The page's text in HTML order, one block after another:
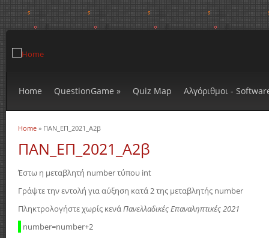
Home QuestionGame » Quiz Map Αλγόριθμοι -
You are here
Home » ΠΑΝ_ΕΠ_2021_Α2β
ΠΑΝ_ΕΠ_2021_Α2β
Έστω η μεταβλητή number τύπου int
Γράψτε την εντολή για αύξηση κατά 2 της μεταβλητής number
Πληκτρολογήστε χωρίς κενά Πανελλαδικές Επαναληπτικές 2021
number=number+2